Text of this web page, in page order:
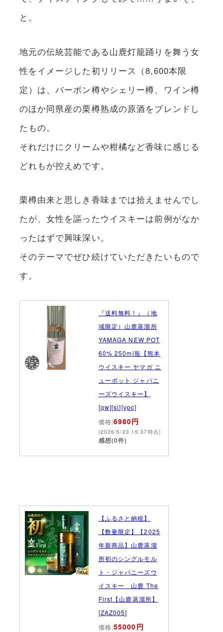
と。
地元の伝統芸能である山鹿灯籠踊りを舞う女
性をイメージした初リリース（8,600本限
定）は、バーボン樽やシェリー樽、ワイン樽
のほか同県産の栗樽熟成の原酒をブレンドし
たもの。
それだけにクリームや柑橘など香味に感じる
どれもが控えめです。
栗樽由来と思しき香味までは拾えませんでし
たが、女性を謳ったウイスキーは前例がなか
ったはずで興味深い。
そのテーマでぜひ続けていただきたいもので
す。
『送料無料！』（地
域限定）山鹿蒸溜所
YAMAGA NEW POT
60% 250ml瓶【熊本
ウイスキー ヤマガ ニ
ューポット ジャパニ
ーズウイスキー】
[qw][si][ypc]
価格:6980円
(2026/5/23 15:37時点)
感想(0件)
【ふるさと納税】
【数量限定】【2025
年新商品】山鹿蒸溜
所初のシングルモル
ト・ジャパニーズウ
イスキー 山鹿 The
First【山鹿蒸溜所】
[ZAZ005]
価格:55000円